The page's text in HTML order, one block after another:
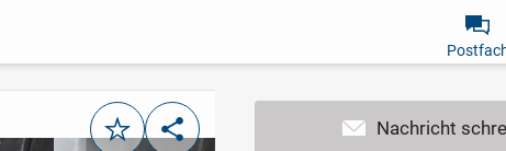
MerkenTeilen